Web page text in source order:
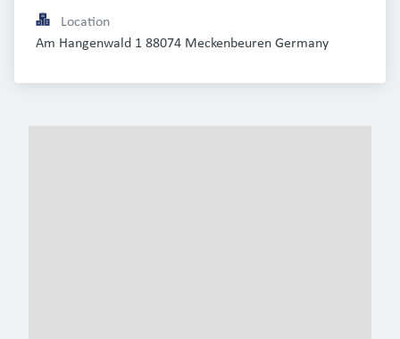
Location
Am Hangenwald 1 88074 Meckenbeuren Germany